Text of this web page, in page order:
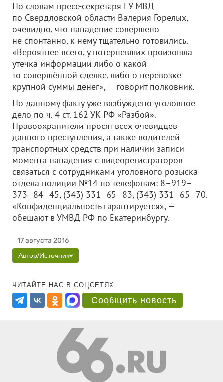
По словам пресс-секретаря ГУ МВД
по Свердловской области Валерия Горелых,
очевидно, что нападение совершено
не спонтанно, к нему тщательно готовились.
«Вероятнее всего, у потерпевших произошла
утечка информации либо о какой-
то совершённой сделке, либо о перевозке
крупной суммы денег», — говорит полковник.
По данному факту уже возбуждено уголовное
дело по ч. 4 ст. 162 УК РФ «Разбой».
Правоохранители просят всех очевидцев
данного преступления, а также водителей
транспортных средств при наличии записи
момента нападения с видеорегистраторов
связаться с сотрудниками уголовного розыска
отдела полиции №14 по телефонам: 8–919–
373–84–45, (343) 331–65–83, (343) 331–65–70.
«Конфиденциальность гарантируется», —
обещают в УМВД РФ по Екатеринбургу.
17 августа 2016
Автор/Источник
ЧИТАЙТЕ НАС В СОЦСЕТЯХ:
Сообщить новость